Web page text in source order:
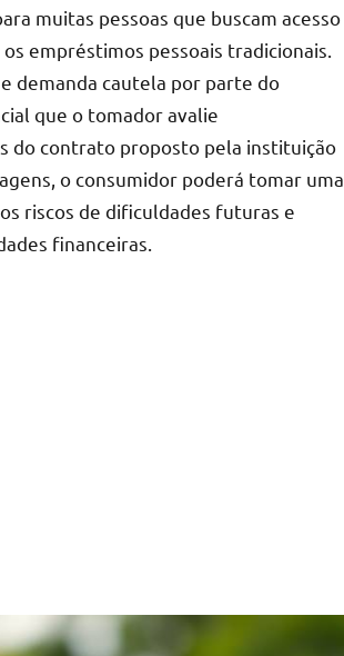
muitas pessoas que buscam acesso
empréstimos pessoais tradicionais.
demanda cautela por parte do
que o tomador avalie
do contrato proposto pela instituição
o consumidor poderá tomar uma
riscos de dificuldades futuras e
financeiras.